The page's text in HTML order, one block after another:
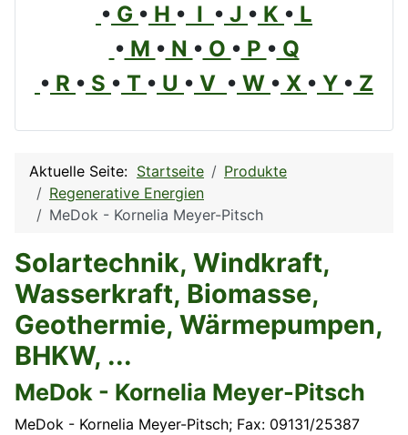
• G • H • I • J • K • L
• M • N • O • P • Q
• R • S • T • U • V • W • X • Y • Z
Aktuelle Seite: Startseite
Produkte
Regenerative Energien
MeDok - Kornelia Meyer-Pitsch
Solartechnik, Windkraft,
Wasserkraft, Biomasse,
Geothermie, Wärmepumpen,
BHKW, ...
MeDok - Kornelia Meyer-Pitsch
MeDok - Kornelia Meyer-Pitsch; Fax: 09131/25387